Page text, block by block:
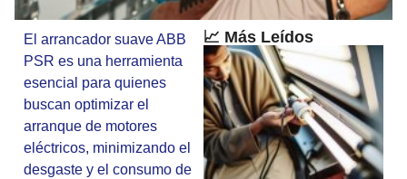
El arrancador suave ABB
PSR es una herramienta
esencial para quienes
buscan optimizar el
arranque de motores
eléctricos, minimizando el
desgaste y el consumo de
📈 Más Leídos